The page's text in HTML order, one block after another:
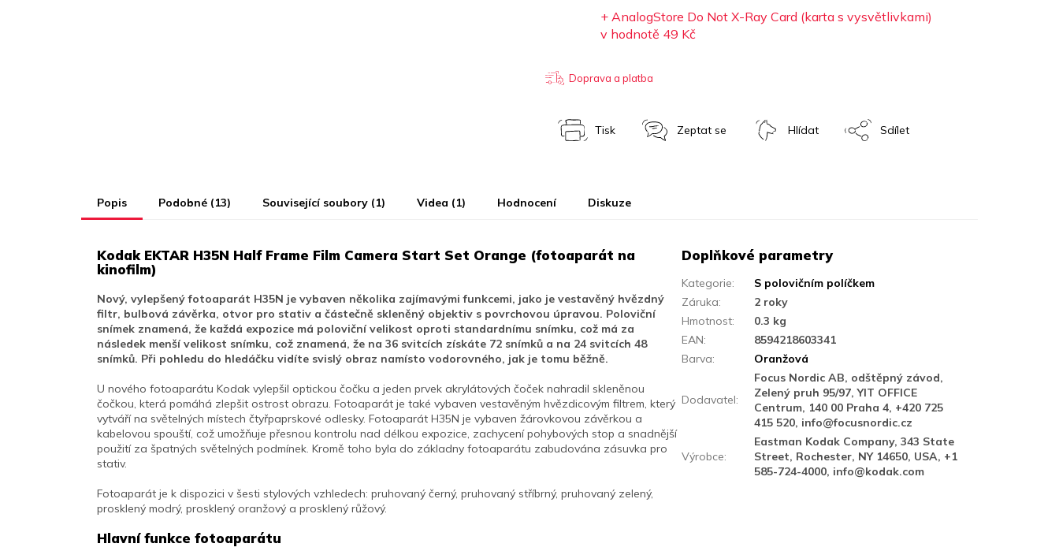
+ AnalogStore Do Not X-Ray Card (karta s vysvětlivkami)
v hodnotě 49 Kč
Doprava a platba
Tisk Zeptat se Hlídat Sdílet
Popis Podobné (13) Související soubory (1) Videa (1) Hodnocení Diskuze
Kodak EKTAR H35N Half Frame Film Camera Start Set Orange (fotoaparát na
kinofilm)
Nový, vylepšený fotoaparát H35N je vybaven několika zajímavými funkcemi, jako je vestavěný hvězdný
filtr, bulbová závěrka, otvor pro stativ a částečně skleněný objektiv s povrchovou úpravou. Poloviční
snímek znamená, že každá expozice má poloviční velikost oproti standardnímu snímku, což má za
následek menší velikost snímku, což znamená, že na 36 svitcích získáte 72 snímků a na 24 svitcích 48
snímků. Při pohledu do hledáčku vidíte svislý obraz namísto vodorovného, jak je tomu běžně.
U nového fotoaparátu Kodak vylepšil optickou čočku a jeden prvek akrylátových čoček nahradil skleněnou
čočkou, která pomáhá zlepšit ostrost obrazu. Fotoaparát je také vybaven vestavěným hvězdicovým filtrem, který
vytváří na světelných místech čtyřpaprskové odlesky. Fotoaparát H35N je vybaven žárovkovou závěrkou a
kabelovou spouští, což umožňuje přesnou kontrolu nad délkou expozice, zachycení pohybových stop a snadnější
použití za špatných světelných podmínek. Kromě toho byla do základny fotoaparátu zabudována zásuvka pro
stativ.
Fotoaparát je k dispozici v šesti stylových vzhledech: pruhovaný černý, pruhovaný stříbrný, pruhovaný zelený,
prosklený modrý, prosklený oranžový a prosklený růžový.
Hlavní funkce fotoaparátu
Doplňkové parametry
Kategorie:
S polovičním políčkem
Záruka:
2 roky
Hmotnost:
0.3 kg
EAN:
8594218603341
Barva: Oranžová
Dodavatel:
Focus Nordic AB, odštěpný závod,
Zelený pruh 95/97, YIT OFFICE
Centrum, 140 00 Praha 4, +420 725
415 520, info@focusnordic.cz
Výrobce:
Eastman Kodak Company, 343 State
Street, Rochester, NY 14650, USA, +1
585-724-4000, info@kodak.com